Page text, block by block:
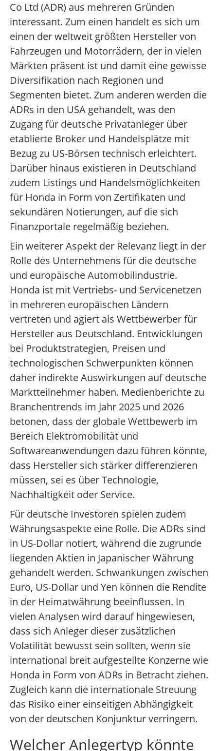
Co Ltd (ADR) aus mehreren Gründen
interessant. Zum einen handelt es sich um
einen der weltweit größten Hersteller von
Fahrzeugen und Motorrädern, der in vielen
Märkten präsent ist und damit eine gewisse
Diversifikation nach Regionen und
Segmenten bietet. Zum anderen werden die
ADRs in den USA gehandelt, was den
Zugang für deutsche Privatanleger über
etablierte Broker und Handelsplätze mit
Bezug zu US-Börsen technisch erleichtert.
Darüber hinaus existieren in Deutschland
zudem Listings und Handelsmöglichkeiten
für Honda in Form von Zertifikaten und
sekundären Notierungen, auf die sich
Finanzportale regelmäßig beziehen.
Ein weiterer Aspekt der Relevanz liegt in der
Rolle des Unternehmens für die deutsche
und europäische Automobilindustrie.
Honda ist mit Vertriebs- und Servicenetzen
in mehreren europäischen Ländern
vertreten und agiert als Wettbewerber für
Hersteller aus Deutschland. Entwicklungen
bei Produktstrategien, Preisen und
technologischen Schwerpunkten können
daher indirekte Auswirkungen auf deutsche
Marktteilnehmer haben. Medienberichte zu
Branchentrends im Jahr 2025 und 2026
betonen, dass der globale Wettbewerb im
Bereich Elektromobilität und
Softwareanwendungen dazu führen könnte,
dass Hersteller sich stärker differenzieren
müssen, sei es über Technologie,
Nachhaltigkeit oder Service.
Für deutsche Investoren spielen zudem
Währungsaspekte eine Rolle. Die ADRs sind
in US-Dollar notiert, während die zugrunde
liegenden Aktien in Japanischer Währung
gehandelt werden. Schwankungen zwischen
Euro, US-Dollar und Yen können die Rendite
in der Heimatwährung beeinflussen. In
vielen Analysen wird darauf hingewiesen,
dass sich Anleger dieser zusätzlichen
Volatilität bewusst sein sollten, wenn sie
international breit aufgestellte Konzerne wie
Honda in Form von ADRs in Betracht ziehen.
Zugleich kann die internationale Streuung
das Risiko einer einseitigen Abhängigkeit
von der deutschen Konjunktur verringern.
Welcher Anlegertyp könnte